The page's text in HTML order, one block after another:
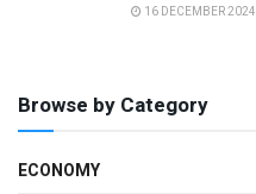
16 DECEMBER 2024
Browse by Category
ECONOMY